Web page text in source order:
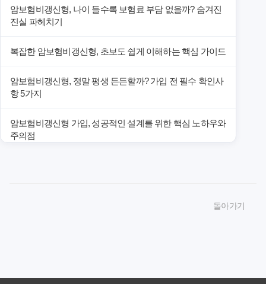
암보험비갱신형, 나이 들수록 보험료 부담 없을까? 숨겨진
진실 파헤치기
복잡한 암보험비갱신형, 초보도 쉽게 이해하는 핵심 가이드
암보험비갱신형, 정말 평생 든든할까? 가입 전 필수 확인사
항 5가지
암보험비갱신형 가입, 성공적인 설계를 위한 핵심 노하우와
주의점
갱신형 암보험과 비갱신형, 어떤 차이가 있을까? 내게 맞는
돌아가기